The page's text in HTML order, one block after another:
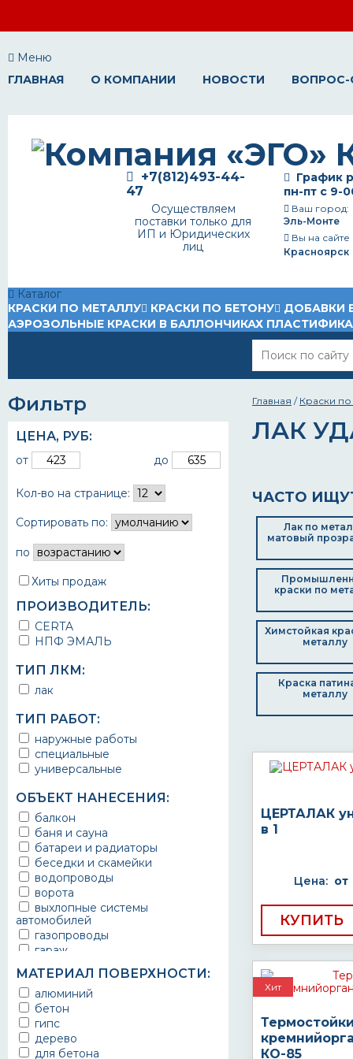
Меню
ГЛАВНАЯ
О КОМПАНИИ НОВОСТИ ВОПРОС-
График
пн-пт с 9-
Ваш город:
Эль-Монте
Вы на
Красноярск
+7(812)493-44-
47
Осуществляем
поставки только для
ИП и Юридических
лиц
Каталог
КРАСКИ ПО МЕТАЛЛУ
КРАСКИ ПО БЕТОНУ
ДОБАВКИ
АЭРОЗОЛЬНЫЕ КРАСКИ В БАЛЛОНЧИКАХ
Фильтр
ЦЕНА, РУБ:
от до
Кол-во на странице:
Сортировать по:
по
Хиты продаж
ПРОИЗВОДИТЕЛЬ:
CERTA
НПФ ЭМАЛЬ
ТИП ЛКМ:
лак
ТИП РАБОТ:
наружные работы
специальные
универсальные
ОБЪЕКТ НАНЕСЕНИЯ:
балкон
баня и сауна
батареи и радиаторы
беседки и скамейки
водопроводы
ворота
выхлопные системы
автомобилей
газопроводы
гараж
гидротехнические сооружения
городской транспорт
грузовые вагоны
двери металлические
детали двигателей
для бетонных стен
для бордюров
МАТЕРИАЛ ПОВЕРХНОСТИ:
алюминий
бетон
гипс
дерево
для бетона
Главная / Краски
ЛАК
ЧАСТО
Лак по
матовый
краски по
Химстойкая
металлу
Краска
металлу
ЦЕРТАЛАК
в 1
Цена: от
КУПИТЬ
Хит
КО-85